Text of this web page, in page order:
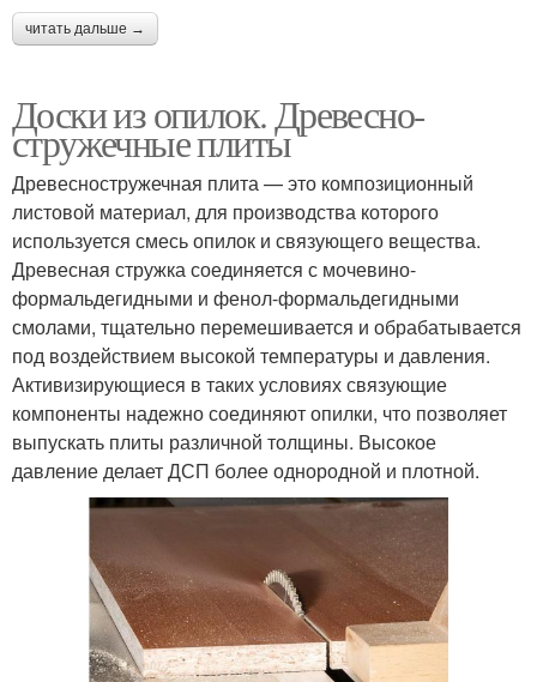
читать дальше →
Доски из опилок. Древесно-
стружечные плиты
Древесностружечная плита — это композиционный
листовой материал, для производства которого
используется смесь опилок и связующего вещества.
Древесная стружка соединяется с мочевино-
формальдегидными и фенол-формальдегидными
смолами, тщательно перемешивается и обрабатывается
под воздействием высокой температуры и давления.
Активизирующиеся в таких условиях связующие
компоненты надежно соединяют опилки, что позволяет
выпускать плиты различной толщины. Высокое
давление делает ДСП более однородной и плотной.